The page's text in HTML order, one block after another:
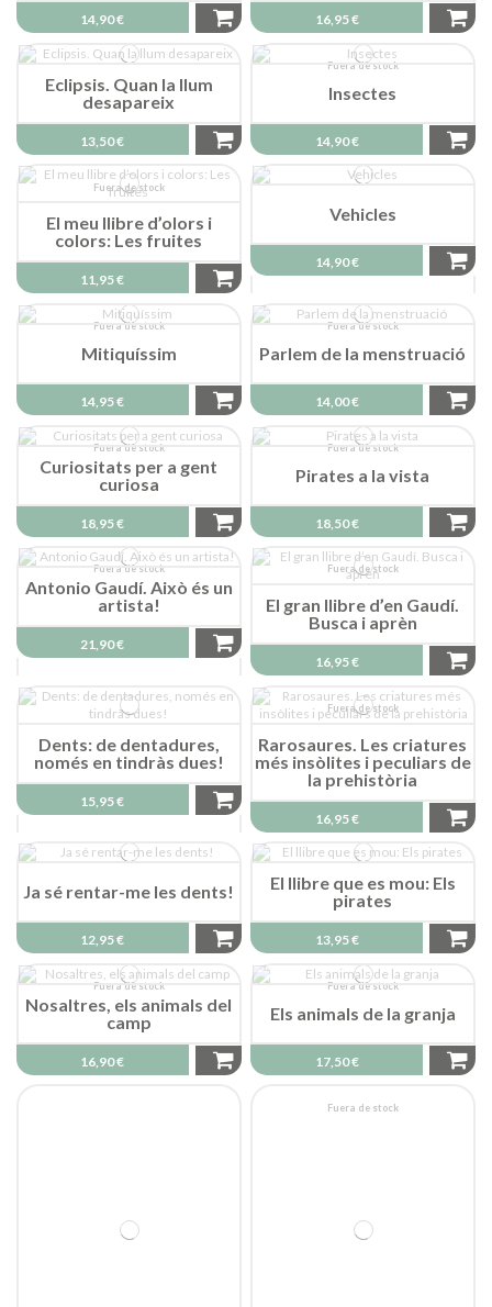
14,90 € 16,95 €
Eclipsis. Quan la llum
desapareix
13,50 €
Fuera de stock
Insectes
14,90 €
Fuera de stock
El meu llibre d’olors i
colors: Les fruites
11,95 €
Vehicles
14,90 €
Fuera de stock
Mitiquíssim
14,95 €
Fuera de stock
Parlem de la menstruació
14,00 €
Fuera de stock
Curiositats per a gent
curiosa
18,95 €
Fuera de stock
Pirates a la vista
18,50 €
Fuera de stock
Antonio Gaudí. Això és un
artista!
21,90 €
Fuera de stock
El gran llibre d’en Gaudí.
Busca i aprèn
16,95 €
Dents: de dentadures,
només en tindràs dues!
15,95 €
Fuera de stock
Rarosaures. Les criatures
més insòlites i peculiars de
la prehistòria
16,95 €
Ja sé rentar-me les dents!
12,95 €
El llibre que es mou: Els
pirates
13,95 €
Fuera de stock
Nosaltres, els animals del
camp
16,90 €
Fuera de stock
Els animals de la granja
17,50 €
Fuera de stock